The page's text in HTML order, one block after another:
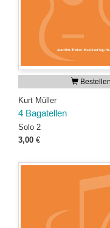
Bestellen
Kurt Müller
4 Bagatellen
Solo 2
3,00 €